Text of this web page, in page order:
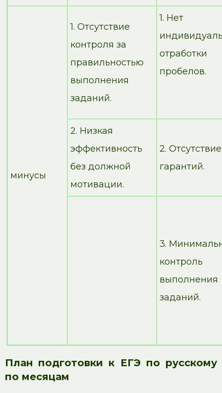
минусы
1. Отсутствие
контроля за
правильностью
выполнения
заданий.
1. Нет
отработки
пробелов.
2. Низкая
эффективность
без должной
мотивации.
2. Отсутствие
гарантий.
3.
контроль
выполнения
заданий.
План подготовки к ЕГЭ по русскому
по месяцам